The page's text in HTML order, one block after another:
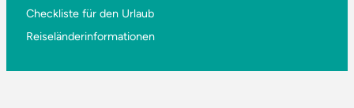
Checkliste für den Urlaub
Reiseländerinformationen